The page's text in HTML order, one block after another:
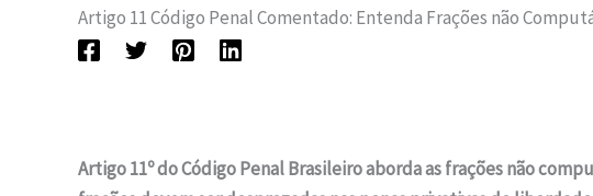
Artigo 11 Código Penal Comentado: Entenda Frações não
Artigo 11º do Código Penal Brasileiro aborda as frações não